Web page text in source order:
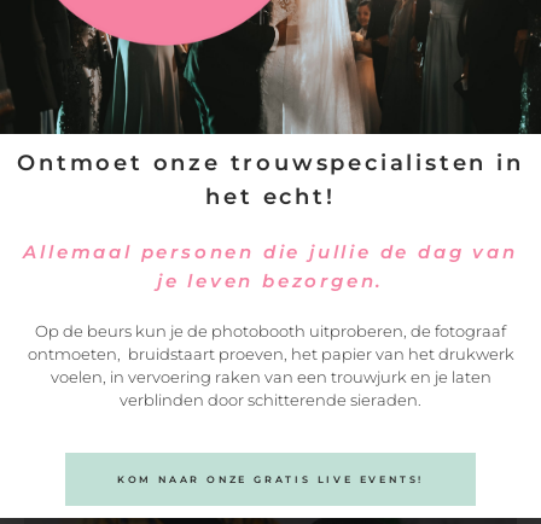
Neem contact op met
Hardcore Food
VERSTUREN
Ontmoet onze trouwspecialisten in
het echt!
Allemaal personen die jullie de dag van
je leven bezorgen.
Op de beurs kun je de photobooth uitproberen, de fotograaf
ontmoeten, bruidstaart proeven, het papier van het drukwerk
voelen, in vervoering raken van een trouwjurk en je laten
verblinden door schitterende sieraden.
KOM NAAR ONZE GRATIS LIVE EVENTS!